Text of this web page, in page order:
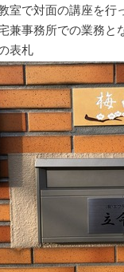
室で対面の講座を行
兼事務所での業務と
表札